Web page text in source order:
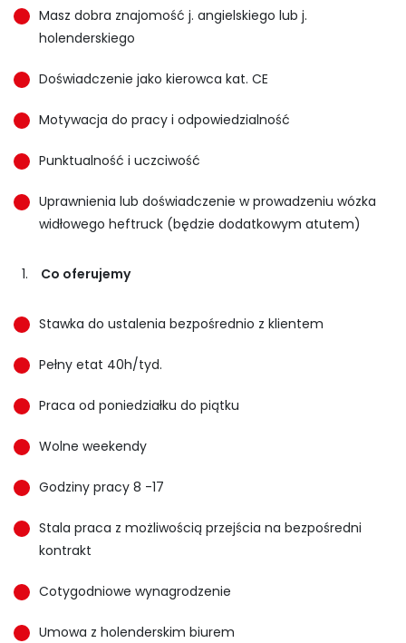
Masz dobra znajomość j. angielskiego lub j.
holenderskiego
Doświadczenie jako kierowca kat. CE
Motywacja do pracy i odpowiedzialność
Punktualność i uczciwość
Uprawnienia lub doświadczenie w prowadzeniu wózka
widłowego heftruck (będzie dodatkowym atutem)
Co oferujemy
Stawka do ustalenia bezpośrednio z klientem
Pełny etat 40h/tyd.
Praca od poniedziałku do piątku
Wolne weekendy
Godziny pracy 8 -17
Stala praca z możliwością przejścia na bezpośredni
kontrakt
Cotygodniowe wynagrodzenie
Umowa z holenderskim biurem